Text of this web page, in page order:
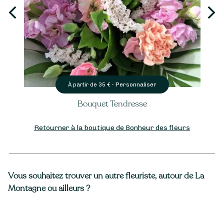
À partir de 35 € - Personnaliser
Bouquet Tendresse
Retourner à la boutique de Bonheur des fleurs
Vous souhaitez trouver un autre fleuriste, autour de La
Montagne ou ailleurs ?